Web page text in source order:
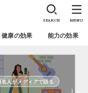
健康の効果 能力の効果
SEARCH MENU
名人がメディアで語る